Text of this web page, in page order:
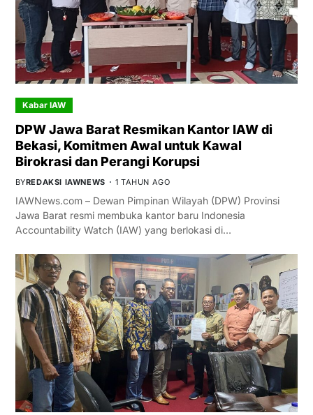
Kabar IAW
DPW Jawa Barat Resmikan Kantor IAW di
Bekasi, Komitmen Awal untuk Kawal
Birokrasi dan Perangi Korupsi
BYREDAKSI IAWNEWS 1 TAHUN AGO
IAWNews.com – Dewan Pimpinan Wilayah (DPW) Provinsi
Jawa Barat resmi membuka kantor baru Indonesia
Accountability Watch (IAW) yang berlokasi di…